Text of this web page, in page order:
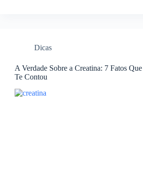
Dicas
A Verdade Sobre a Creatina: 7 Fatos
Te Contou